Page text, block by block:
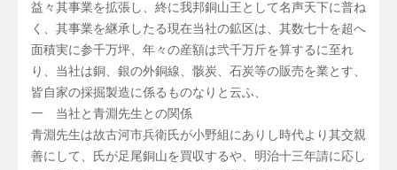
益々其事業を拡張し、終に我邦銅山王として名声天下に普ね
く、其事業を継承したる現在当社の鉱区は、其数七十を超へ
面積実に参千万坪、年々の産額は弐千万斤を算するに至れ
り、当社は銅、銀の外銅線、骸炭、石炭等の販売を業とす、
皆自家の採掘製造に係るものなりと云ふ、
一 当社と青淵先生との関係
青淵先生は故古河市兵衛氏が小野組にありし時代より其交親
善にして、氏が足尾銅山を買収するや、明治十三年請に応し